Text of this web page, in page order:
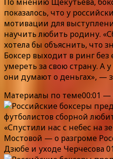
показалось, что у
мотивации для
научить любить родину.
хотела бы объяснить, что
Боксер выходит в ринг без
умереть за свою страну. А
они думают о деньгах», —
Материалы по теме00:01
«Спустили нас с небес на
Мостовой — о разгроме
Дзюбе и уходе Черчесова